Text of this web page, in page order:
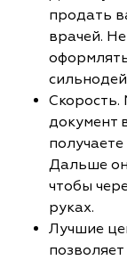
продать
врачей.
документ
Дальше он
чтобы
руках.
Лучшие